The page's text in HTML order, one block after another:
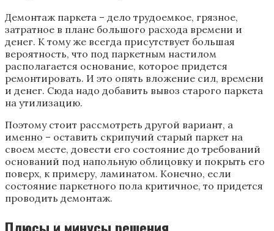
Демонтаж паркета – дело трудоемкое, грязное,
затратное в плане большого расхода времени и
денег. К тому же всегда присутствует большая
вероятность, что под паркетным настилом
располагается основание, которое придется
ремонтировать. И это опять вложение сил, времени
и денег. Сюда надо добавить вывоз старого паркета
на утилизацию.
Поэтому стоит рассмотреть другой вариант, а
именно – оставить скрипучий старый паркет на
своем месте, довести его состояние до требований
оснований под напольную облицовку и покрыть его
поверх, к примеру, ламинатом. Конечно, если
состояние паркетного пола критичное, то придется
проводить демонтаж.